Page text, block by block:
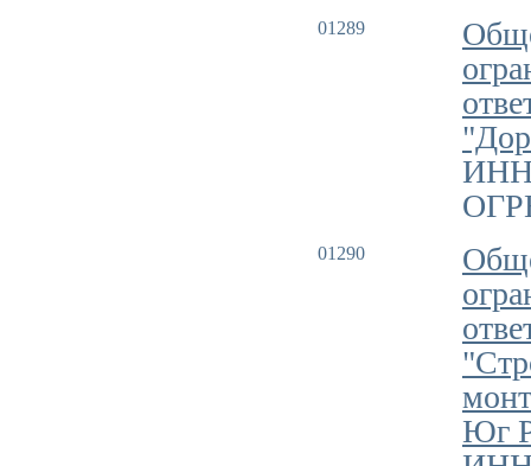
01289
ИНН
01290
Юг